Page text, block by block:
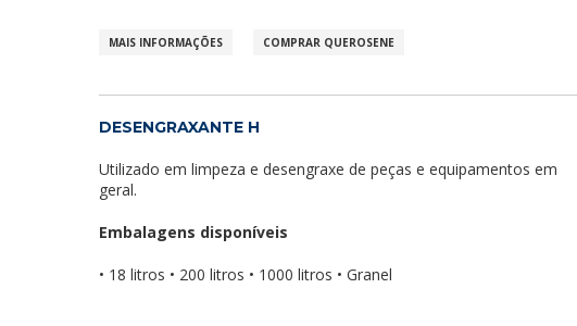
MAIS INFORMAÇÕES COMPRAR QUEROSENE
DESENGRAXANTE H
Utilizado em limpeza e desengraxe de peças e equipamentos em
geral.
Embalagens disponíveis
• 18 litros • 200 litros • 1000 litros • Granel